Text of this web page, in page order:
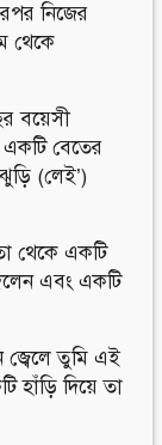
নিজের
থেকে
বয়েসী
একটি বেতের
(লেই’)
থেকে একটি
এবং একটি
তুমি এই
হাঁড়ি দিয়ে তা